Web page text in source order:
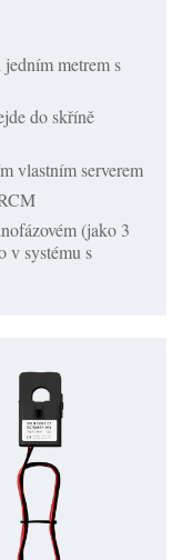
metrem s
do skříně
vlastním serverem
(jako 3
v systému s